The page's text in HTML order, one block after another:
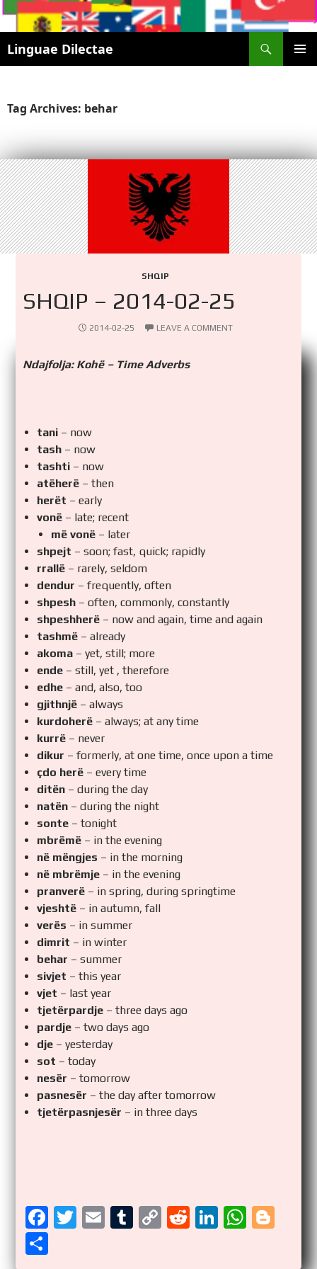
Linguae Dilectae
SKIP
Tag Archives: behar
SHQIP
SHQIP – 2014-02-25
2014-02-25 LEAVE A COMMENT
Ndajfolja: Kohë – Time Adverbs
tani – now
tash – now
tashti – now
atëherë – then
herët – early
vonë – late; recent
më vonë – later
shpejt – soon; fast, quick; rapidly
rrallë – rarely, seldom
dendur – frequently, often
shpesh – often, commonly, constantly
shpeshherë – now and again, time and again
tashmë – already
akoma – yet, still; more
ende – still, yet , therefore
edhe – and, also, too
gjithnjë – always
kurdoherë – always; at any time
kurrë – never
dikur – formerly, at one time, once upon a time
çdo herë – every time
ditën – during the day
natën – during the night
sonte – tonight
mbrëmë – in the evening
në mëngjes – in the morning
në mbrëmje – in the evening
pranverë – in spring, during springtime
vjeshtë – in autumn, fall
verës – in summer
dimrit – in winter
behar – summer
sivjet – this year
vjet – last year
tjetërpardje – three days ago
pardje – two days ago
dje – yesterday
sot – today
nesër – tomorrow
pasnesër – the day after tomorrow
tjetërpasnjesër – in three days
F
T
E
T
C
R
Li
W